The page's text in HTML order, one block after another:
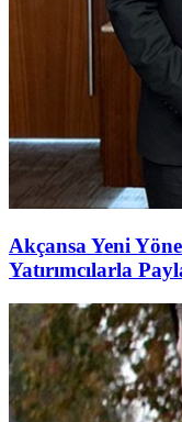
Akçansa Yeni
Yatırımcılarla